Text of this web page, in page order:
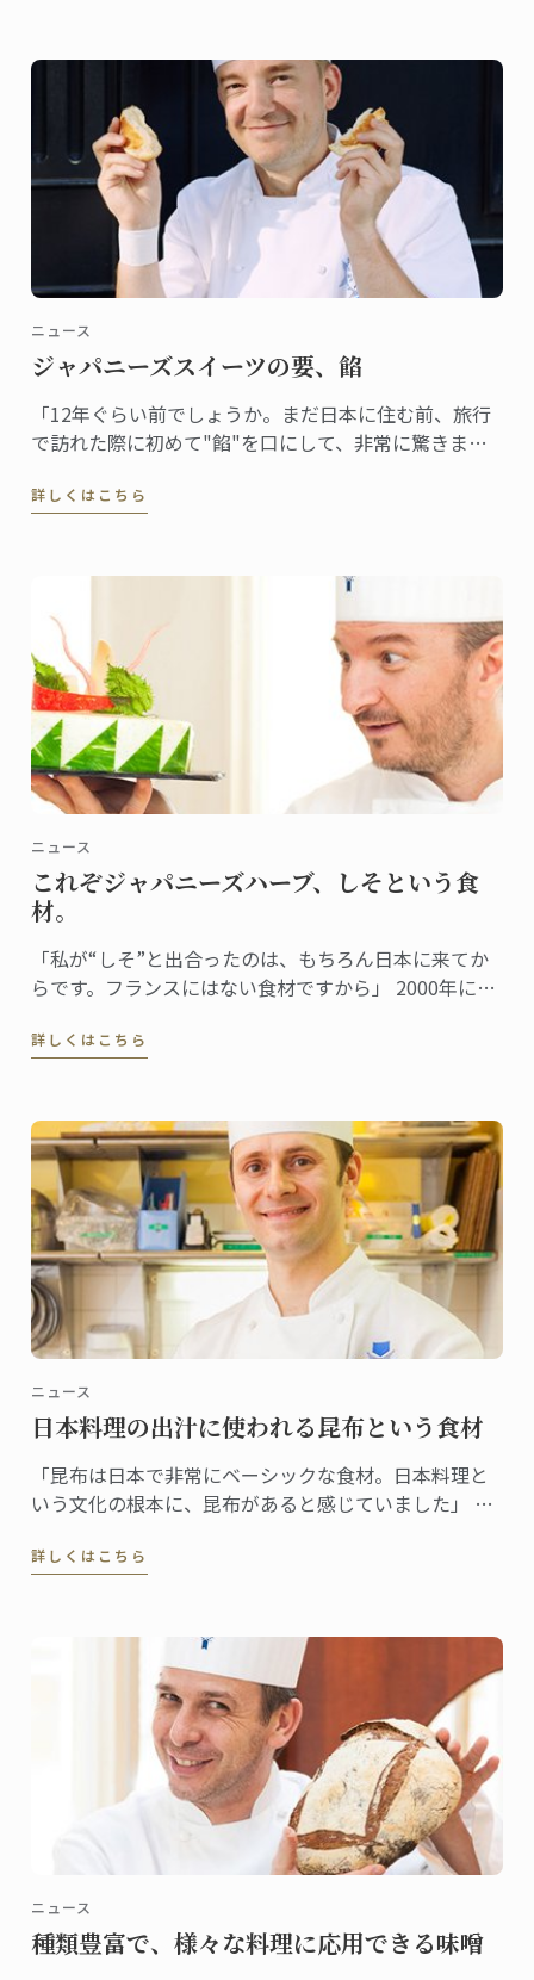
ニュース
ジャパニーズスイーツの要、餡
「12年ぐらい前でしょうか。まだ日本に住む前、旅行
で訪れた際に初めて"餡"を口にして、非常に驚きまし
ずしませんから。食感も不思議でした」
詳しくはこちら
ニュース
これぞジャパニーズハーブ、しそという食
材。
「私が“しそ”と出合ったのは、もちろん日本に来てか
らです。フランスにはない食材ですから」 2000年に来
フ。しそとは日本食を通じて出合ったという。 「珍し
詳しくはこちら
ニュース
日本料理の出汁に使われる昆布という食材
「昆布は日本で非常にベーシックな食材。日本料理と
いう文化の根本に、昆布があると感じていました」 昆
詳しくはこちら
ニュース
種類豊富で、様々な料理に応用できる味噌